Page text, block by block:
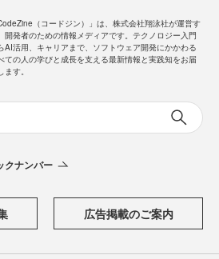
（コードジン）」は、株式会社翔泳社が運営す
開発者のための情報メディアです。テクノロジー入門
AI活用、キャリアまで、ソフトウェア開発にかかわる
ての人の学びと成長を支える最新情報と実践知をお届
ます。
クナンバー
広告掲載のご案内